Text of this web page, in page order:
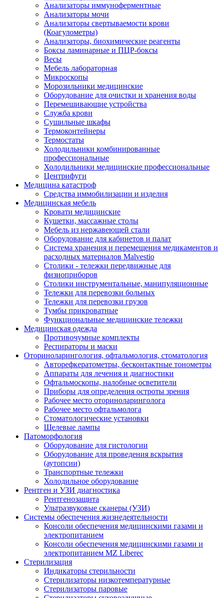
Анализаторы иммуноферментные
Анализаторы мочи
Анализаторы свертываемости крови
(Коагулометры)
Анализаторы, биохимические реагенты
Боксы ламинарные и ПЦР-боксы
Весы
Мебель лабораторная
Микроскопы
Морозильники медицинские
Оборудование для очистки и хранения воды
Перемешивающие устройства
Служба крови
Сушильные шкафы
Термоконтейнеры
Термостаты
Холодильники комбинированные
профессиональные
Холодильники медицинские профессиональные
Центрифуги
Медицина катастроф
Средства иммобилизации и изделия
Медицинская мебель
Кровати медицинские
Кушетки, массажные столы
Мебель из нержавеющей стали
Оборудование для кабинетов и палат
Система хранения и перемещения медикаментов и
расходных материалов Malvestio
Столики - тележки передвижные для
физиоприборов
Столики инструментальные, манипуляционные
Тележки для перевозки больных
Тележки для перевозки грузов
Тумбы прикроватные
Функциональные медицинские тележки
Медицинская одежда
Противочумные комплекты
Респираторы и маски
Оториноларингология, офтальмология, стоматология
Авторефкератометры, бесконтактные тонометры
Аппараты для лечения и диагностики
Офтальмоскопы, налобные осветители
Приборы для определения остроты зрения
Рабочее место оториноларинголога
Рабочее место офтальмолога
Стоматологические установки
Щелевые лампы
Патоморфология
Оборудование для гистологии
Оборудование для проведения вскрытия
(аутопсии)
Транспортные тележки
Холодильное оборудование
Рентген и УЗИ диагностика
Рентгенозащита
Ультразвуковые сканеры (УЗИ)
Системы обеспечения жизнедеятельности
Консоли обеспечения медицинскими газами и
электропитанием
Консоли обеспечения медицинскими газами и
электропитанием MZ Liberec
Стерилизация
Индикаторы стерильности
Стерилизаторы низкотемпературные
Стерилизаторы паровые